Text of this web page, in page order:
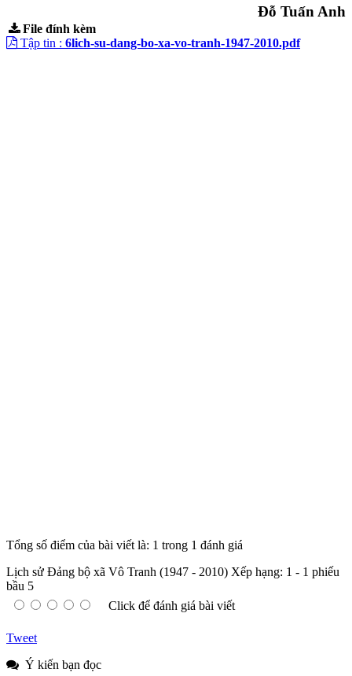
Đỗ Tuấn Anh
File đính kèm
Tập tin : 6lich-su-dang-bo-xa-vo-tranh-1947-2010.pdf
Tổng số điểm của bài viết là: 1 trong 1 đánh giá
Lịch sử Đảng bộ xã Vô Tranh (1947 - 2010) Xếp hạng: 1 - 1 phiếu
bầu 5
Click để đánh giá bài viết
Tweet
Ý kiến bạn đọc